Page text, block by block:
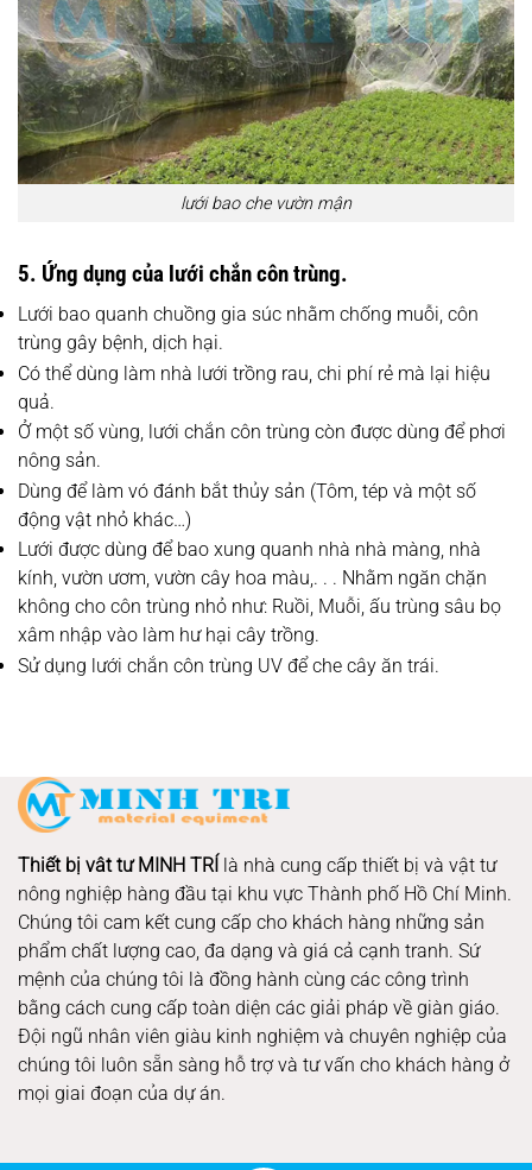
lưới bao che vườn mận
5. Ứng dụng của lưới chắn côn trùng.
Lưới bao quanh chuồng gia súc nhằm chống muỗi, côn
trùng gây bệnh, dịch hại.
Có thể dùng làm nhà lưới trồng rau, chi phí rẻ mà lại hiệu
quả.
Ở một số vùng, lưới chắn côn trùng còn được dùng để phơi
nông sản.
Dùng để làm vó đánh bắt thủy sản (Tôm, tép và một số
động vật nhỏ khác…)
Lưới được dùng để bao xung quanh nhà nhà màng, nhà
kính, vườn ươm, vườn cây hoa màu,. . . Nhằm ngăn chặn
không cho côn trùng nhỏ như: Ruồi, Muỗi, ấu trùng sâu bọ
xâm nhập vào làm hư hại cây trồng.
Sử dụng lưới chắn côn trùng UV để che cây ăn trái.
Thiết bị vât tư MINH TRÍ là nhà cung cấp thiết bị và vật tư
nông nghiệp hàng đầu tại khu vực Thành phố Hồ Chí Minh.
Chúng tôi cam kết cung cấp cho khách hàng những sản
phẩm chất lượng cao, đa dạng và giá cả cạnh tranh. Sứ
mệnh của chúng tôi là đồng hành cùng các công trình
bằng cách cung cấp toàn diện các giải pháp về giàn giáo.
Đội ngũ nhân viên giàu kinh nghiệm và chuyên nghiệp của
chúng tôi luôn sẵn sàng hỗ trợ và tư vấn cho khách hàng ở
mọi giai đoạn của dự án.